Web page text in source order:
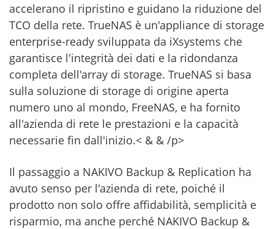
accelerano il ripristino e guidano la riduzione del
TCO della rete. TrueNAS è un'appliance di storage
enterprise-ready sviluppata da iXsystems che
garantisce l'integrità dei dati e la ridondanza
completa dell'array di storage. TrueNAS si basa
sulla soluzione di storage di origine aperta
numero uno al mondo, FreeNAS, e ha fornito
all'azienda di rete le prestazioni e la capacità
necessarie fin dall'inizio.< & & /p>
Il passaggio a NAKIVO Backup & Replication ha
avuto senso per l'azienda di rete, poiché il
prodotto non solo offre affidabilità, semplicità e
risparmio, ma anche perché NAKIVO Backup &